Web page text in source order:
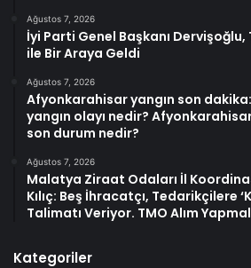
Ağustos 7, 2026
İyi Parti Genel Başkanı
ile Bir Araya Geldi
Ağustos 7, 2026
Afyonkarahisar yangın son
yangın olayı nedir?
son durum nedir?
Ağustos 7, 2026
Malatya Ziraat Odaları İl
Kılıç: Beş İhracatçı, Tedarikçilere
Talimatı Veriyor. TMO Alım
Kategoriler